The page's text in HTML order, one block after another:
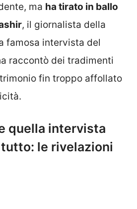
ma ha tirato in ballo
, il giornalista della
famosa intervista del
raccontò dei tradimenti
fin troppo affollato
quella intervista
le rivelazioni